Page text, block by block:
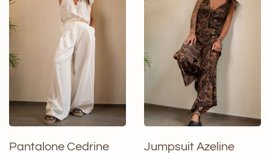
55,00 €
Pantalone Cedrine
Jumpsuit Azeline